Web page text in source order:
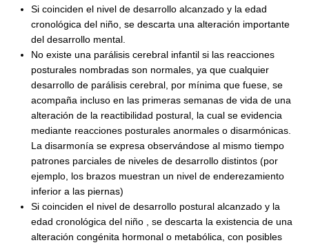
Si coinciden el nivel de desarrollo alcanzado y la edad
cronológica del niño, se descarta una alteración importante
del desarrollo mental.
No existe una parálisis cerebral infantil si las reacciones
posturales nombradas son normales, ya que cualquier
desarrollo de parálisis cerebral, por mínima que fuese, se
acompaña incluso en las primeras semanas de vida de una
alteración de la reactibilidad postural, la cual se evidencia
mediante reacciones posturales anormales o disarmónicas.
La disarmonía se expresa observándose al mismo tiempo
patrones parciales de niveles de desarrollo distintos (por
ejemplo, los brazos muestran un nivel de enderezamiento
inferior a las piernas)
Si coinciden el nivel de desarrollo postural alcanzado y la
edad cronológica del niño , se descarta la existencia de una
alteración congénita hormonal o metabólica, con posibles